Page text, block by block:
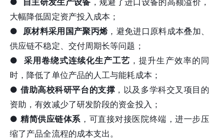
● 自主研发生产设备 ，规避了进口设备的高额溢价，
大幅降低固定资产投入成本；
● 原材料采用国产聚丙烯，避免进口原料成本叠加、
供应链不稳定、交付周期长等问题；
●采用卷绕式连续化生产工艺 ，提升生产效率的同
时，降低了单位产品的人工与能耗成本；
●借助高校科研平台的支撑 ，以及多学科交叉项目的
资助，有效减少了研发阶段的资金投入；
●精简供应链体系 ，可直接对接医院终端，进一步压
缩了产品全流程的成本支出。